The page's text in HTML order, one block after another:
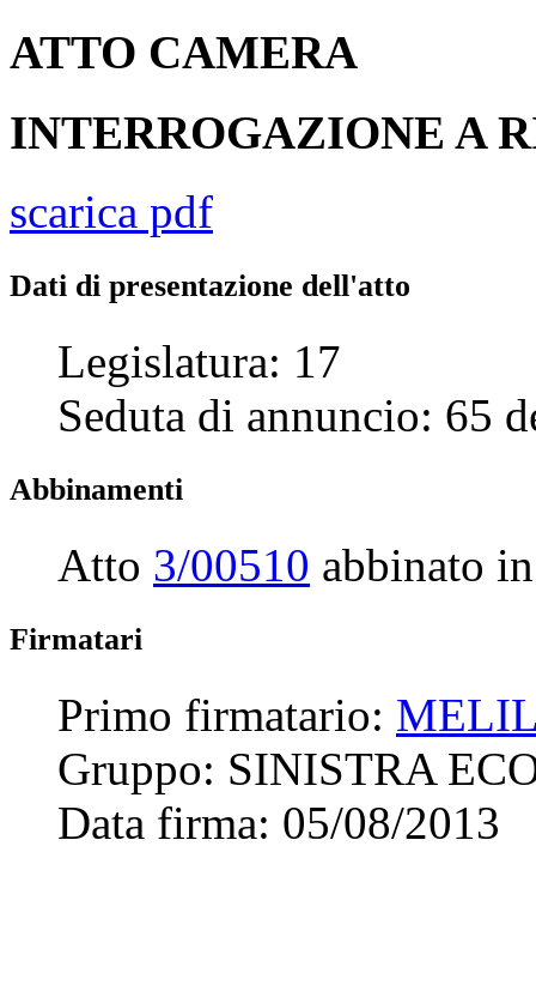
ATTO CAMERA
INTERROGAZIONE A
scarica pdf
Dati di presentazione dell'atto
Legislatura: 17
Seduta di annuncio: 65
Abbinamenti
Atto 3/00510 abbinato
Firmatari
Primo firmatario:
Gruppo: SINISTRA
Data firma: 05/08/2013